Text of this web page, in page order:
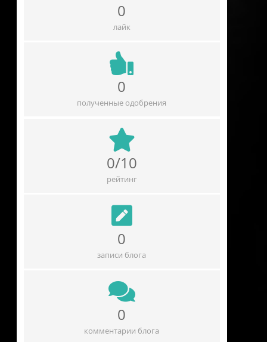
0
лайк
0
полученные одобрения
0/10
рейтинг
0
записи блога
0
комментарии блога